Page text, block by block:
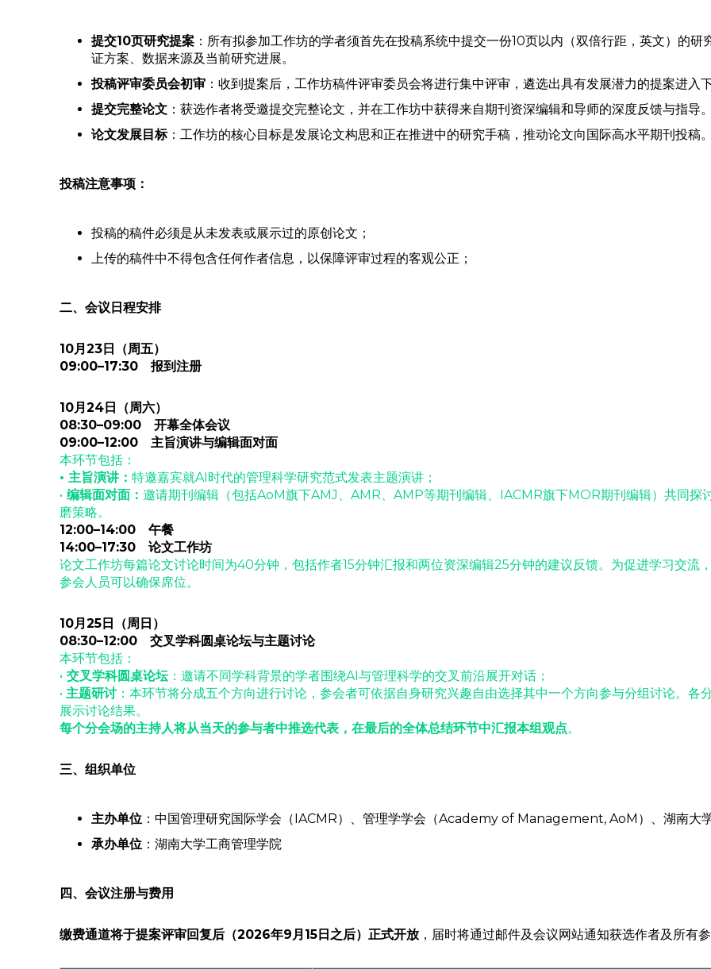
提交10页研究提案 ：所有拟参加工作坊的学者须首先在投稿系统中提交一份10页以内（双倍行距，英文）的
证方案、数据来源及当前研究进展。
投稿评审委员会初审 ：收到提案后，工作坊稿件评审委员会将进行集中评审，遴选出具有发展潜力的提案进入
提交完整论文 ：获选作者将受邀提交完整论文，并在工作坊中获得来自期刊资深编辑和导师的深度反馈与指导
论文发展目标：工作坊的核心目标是发展论文构思和正在推进中的研究手稿，推动论文向国际高水平期刊投稿
投稿注意事项：
投稿的稿件必须是从未发表或展示过的原创论文；
上传的稿件中不得包含任何作者信息，以保障评审过程的客观公正；
二、会议日程安排
10月23日（周五）
09:00–17:30 报到注册
10月24日（周六）
08:30–09:00 开幕全体会议
09:00–12:00 主旨演讲与编辑面对面
本环节包括：
• 主旨演讲： 特邀嘉宾就AI时代的管理科学研究范式发表主题演讲；
• 编辑面对面： 邀请期刊编辑（包括AoM旗下AMJ、AMR、AMP等期刊编辑、IACMR旗下MOR期刊编辑）共同探
磨策略。
12:00–14:00 午餐
14:00–17:30 论文工作坊
论文工作坊每篇论文讨论时间为40分钟，包括作者15分钟汇报和两位资深编辑25分钟的建议反馈。为促进学习交流
参会人员可以确保席位。
10月25日（周日）
08:30–12:00 交叉学科圆桌论坛与主题讨论
本环节包括：
• 交叉学科圆桌论坛：邀请不同学科背景的学者围绕AI与管理科学的交叉前沿展开对话；
• 主题研讨：本环节将分成五个方向进行讨论，参会者可依据自身研究兴趣自由选择其中一个方向参与分组讨论。各
展示讨论结果。
每个分会场的主持人将从当天的参与者中推选代表，在最后的全体总结环节中汇报本组观点。
三、组织单位
主办单位 ：中国管理研究国际学会（IACMR）、管理学学会（Academy of Management, AoM）、湖南大
承办单位 ：湖南大学工商管理学院
四、会议注册与费用
缴费通道将于提案评审回复后（2026年9月15日之后）正式开放 ，届时将通过邮件及会议网站通知获选作者及所有